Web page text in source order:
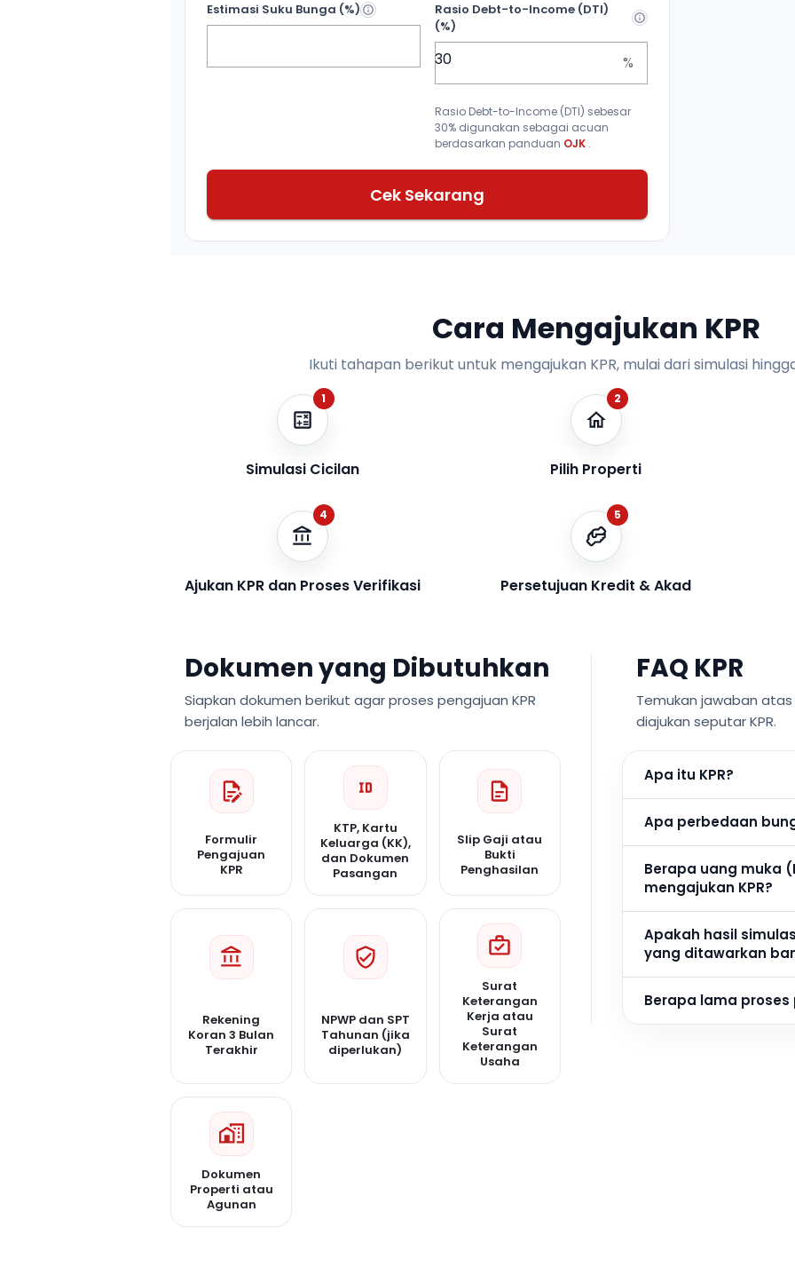
Estimasi Suku Bunga (%)
Rasio Debt-to-Income (DTI)
(%)
%
Rasio Debt-to-Income (DTI) sebesar
30% digunakan sebagai acuan
berdasarkan panduan OJK .
Cek Sekarang
Cara Mengajukan KPR
Ikuti tahapan berikut untuk mengajukan KPR, mulai dari simulasi
1
Simulasi Cicilan
2
Pilih Properti
4
Ajukan KPR dan Proses Verifikasi
5
Persetujuan Kredit & Akad
Dokumen yang Dibutuhkan
Siapkan dokumen berikut agar proses pengajuan KPR
berjalan lebih lancar.
Formulir
Pengajuan
KPR
KTP, Kartu
Keluarga (KK),
dan Dokumen
Pasangan
Slip Gaji atau
Bukti
Penghasilan
Rekening
Koran 3 Bulan
Terakhir
NPWP dan SPT
Tahunan (jika
diperlukan)
Surat
Keterangan
Kerja atau
Surat
Keterangan
Usaha
Dokumen
Properti atau
Agunan
FAQ KPR
Temukan jawaban
diajukan seputar KPR.
Apa itu KPR?
Apa perbedaan
Berapa uang muka
mengajukan KPR?
Apakah hasil
yang ditawarkan
Berapa lama proses